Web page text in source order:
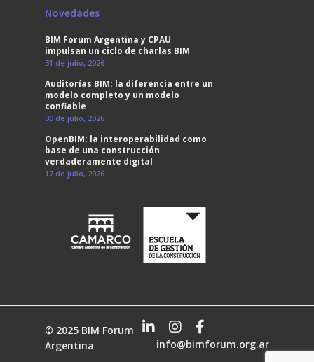
Novedades
BIM Forum Argentina y CPAU
impulsan un ciclo de charlas BIM
31 de julio, 2026
Auditorías BIM: la diferencia entre un
modelo completo y un modelo
confiable
30 de julio, 2026
OpenBIM: la interoperabilidad como
base de una construcción
verdaderamente digital
17 de julio, 2026
© 2025 BIM Forum
Argentina
info@bimforum.org.ar